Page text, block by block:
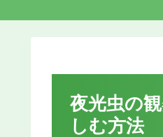
夜光虫の
しむ方法